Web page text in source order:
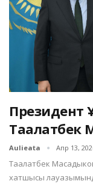
Президент
Таалатбек
Aulieata Апр 13,
Таалатбек
хатшысы